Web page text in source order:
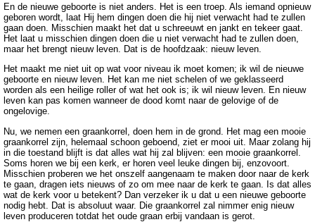
En de nieuwe geboorte is niet anders. Het is een troep. Als iemand opnieuw
geboren wordt, laat Hij hem dingen doen die hij niet verwacht had te zullen
gaan doen. Misschien maakt het dat u schreeuwt en jankt en tekeer gaat.
Het laat u misschien dingen doen die u niet verwacht had te zullen doen,
maar het brengt nieuw leven. Dat is de hoofdzaak: nieuw leven.
Het maakt me niet uit op wat voor niveau ik moet komen; ik wil de nieuwe
geboorte en nieuw leven. Het kan me niet schelen of we geklasseerd
worden als een heilige roller of wat het ook is; ik wil nieuw leven. En nieuw
leven kan pas komen wanneer de dood komt naar de gelovige of de
ongelovige.
Nu, we nemen een graankorrel, doen hem in de grond. Het mag een mooie
graankorrel zijn, helemaal schoon geboend, ziet er mooi uit. Maar zolang hij
in die toestand blijft is dat alles wat hij zal blijven: een mooie graankorrel.
Soms horen we bij een kerk, er horen veel leuke dingen bij, enzovoort.
Misschien proberen we het onszelf aangenaam te maken door naar de kerk
te gaan, dragen iets nieuws of zo om mee naar de kerk te gaan. Is dat alles
wat de kerk voor u betekent? Dan verzeker ik u dat u een nieuwe geboorte
nodig hebt. Dat is absoluut waar. Die graankorrel zal nimmer enig nieuw
leven produceren totdat het oude graan erbij vandaan is gerot.